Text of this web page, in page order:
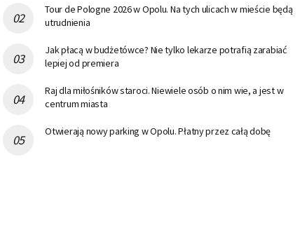
Tour de Pologne 2026 w Opolu. Na tych ulicach w mieście będą
utrudnienia
Jak płacą w budżetówce? Nie tylko lekarze potrafią zarabiać
lepiej od premiera
Raj dla miłośników staroci. Niewiele osób o nim wie, a jest w
centrum miasta
Otwierają nowy parking w Opolu. Płatny przez całą dobę